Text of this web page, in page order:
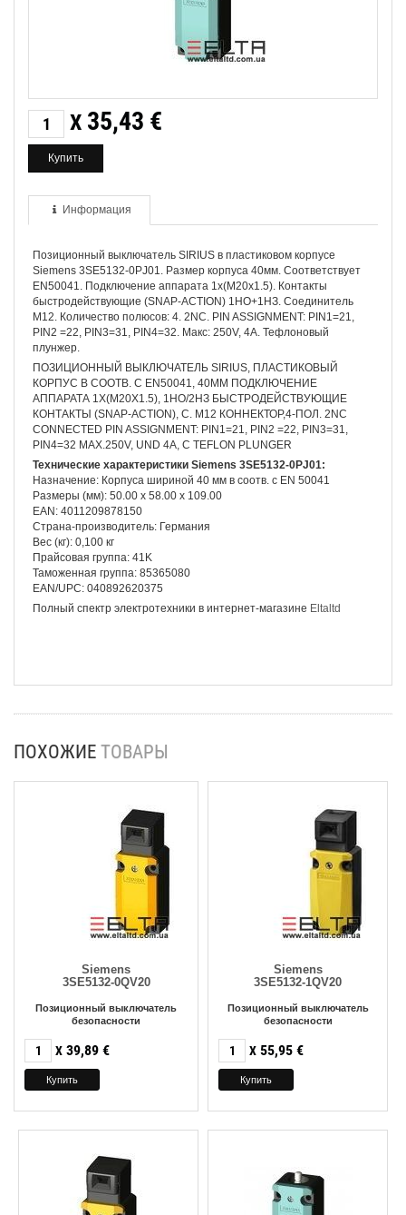
X 35,43 €
Информация
Позиционный выключатель SIRIUS в пластиковом корпусе
Siemens 3SE5132-0PJ01. Размер корпуса 40мм. Соответствует
EN50041. Подключение аппарата 1х(M20х1.5). Контакты
быстродействующие (SNAP-ACTION) 1НО+1НЗ. Соединитель
M12. Количество полюсов: 4. 2NC. PIN ASSIGNMENT: PIN1=21,
PIN2 =22, PIN3=31, PIN4=32. Макс: 250V, 4А. Тефлоновый
плунжер.
ПОЗИЦИОННЫЙ ВЫКЛЮЧАТЕЛЬ SIRIUS, ПЛАСТИКОВЫЙ
КОРПУС В СООТВ. С EN50041, 40MM ПОДКЛЮЧЕНИЕ
АППАРАТА 1X(M20X1.5), 1НО/2НЗ БЫСТРОДЕЙСТВУЮЩИЕ
КОНТАКТЫ (SNAP-ACTION), C. M12 КОННЕКТОР,4-ПОЛ. 2NC
CONNECTED PIN ASSIGNMENT: PIN1=21, PIN2 =22, PIN3=31,
PIN4=32 MAX.250V, UND 4A, C TEFLON PLUNGER
Технические характеристики Siemens 3SE5132-0PJ01:
Назначение: Корпуса шириной 40 мм в соотв. с EN 50041
Размеры (мм): 50.00 x 58.00 x 109.00
EAN: 4011209878150
Страна-производитель: Германия
Вес (кг): 0,100 кг
Прайсовая группа: 41K
Таможенная группа: 85365080
EAN/UPC: 040892620375
Полный спектр электротехники в интернет-магазине Eltaltd
ПОХОЖИЕ ТОВАРЫ
Siemens
3SE5132-0QV20
Позиционный выключатель
безопасности
X 39,89 €
Siemens
3SE5132-1QV20
Позиционный выключатель
безопасности
X 55,95 €